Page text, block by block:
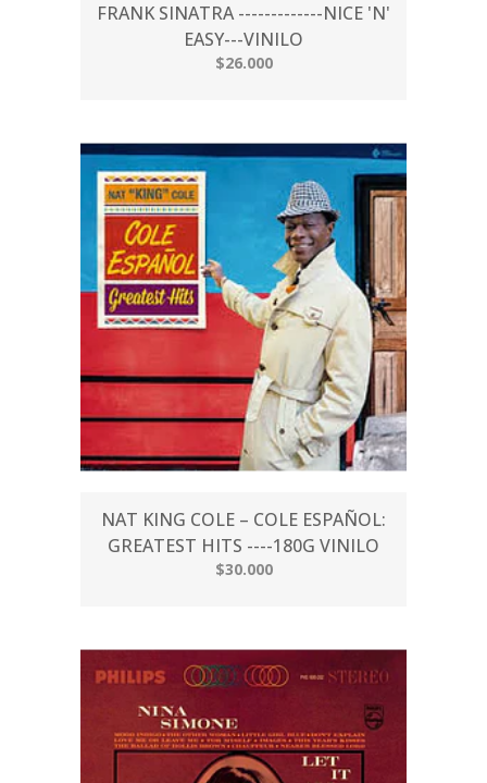
FRANK SINATRA -------------NICE 'N'
EASY---VINILO
$26.000
NAT KING COLE – COLE ESPAÑOL:
GREATEST HITS ----180G VINILO
$30.000